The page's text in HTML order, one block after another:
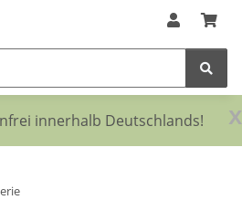
x
innerhalb Deutschlands!